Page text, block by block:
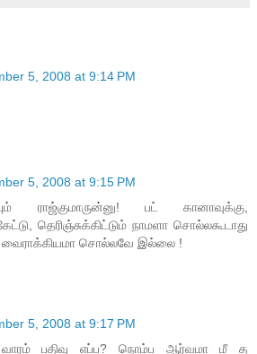
5, 2008 at 9:14 PM
5, 2008 at 9:15 PM
ராஜ்குமாருன்னு! பட் கானாவுக்கு,
தெரிஞ்சுக்கிட்டும் நாமளா சொல்லகூடாது
வைராக்கியமா சொல்லவே இல்லை !
5, 2008 at 9:17 PM
வாரம் பதிவு எப்ப? நொம்ப ஆர்வமா மீ த